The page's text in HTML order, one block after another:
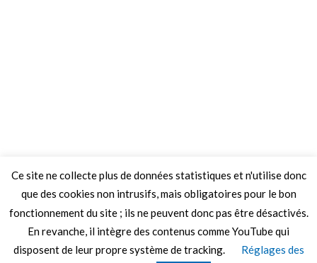
Ce site ne collecte plus de données statistiques et n'utilise donc
que des cookies non intrusifs, mais obligatoires pour le bon
fonctionnement du site ; ils ne peuvent donc pas être désactivés.
En revanche, il intègre des contenus comme YouTube qui
disposent de leur propre système de tracking.
Réglages des